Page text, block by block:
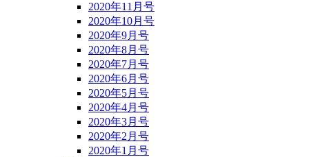
2020年11月号
2020年10月号
2020年9月号
2020年8月号
2020年7月号
2020年6月号
2020年5月号
2020年4月号
2020年3月号
2020年2月号
2020年1月号